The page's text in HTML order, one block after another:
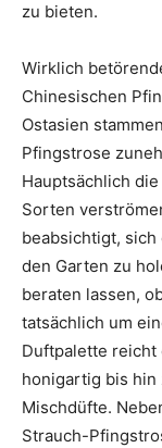
zu bieten.
Wirklich
Chinesischen
Ostasien
Pfingstrose
Hauptsächlich
Sorten
beabsichtigt,
den Garten zu
beraten lassen,
tatsächlich um
Duftpalette reicht
honigartig bis hin
Mischdüfte.
Strauch-